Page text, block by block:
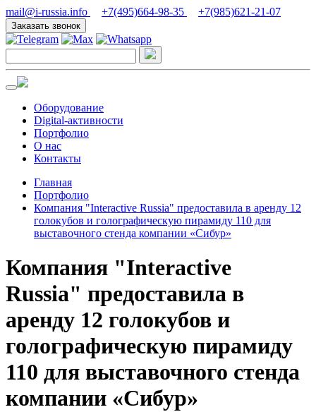
mail@i-russia.info +7(495)664-98-35 +7(985)621-21-07
Заказать звонок
Оборудование
Digital-активности
Портфолио
О нас
Контакты
Главная
Портфолио
Компания "Interactive Russia" предоставила в аренду 12
голокубов и голографическую пирамиду 110 для
выставочного стенда компании «Сибур»
Компания "Interactive
Russia" предоставила в
аренду 12 голокубов и
голографическую пирамиду
110 для выставочного стенда
компании «Сибур»